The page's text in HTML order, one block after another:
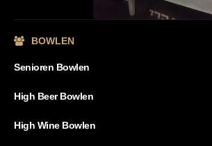
BOWLEN
Senioren Bowlen
High Beer Bowlen
High Wine Bowlen